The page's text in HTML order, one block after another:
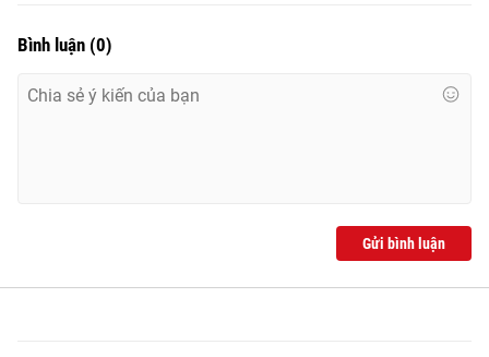
Bình luận (0)
Gửi bình luận